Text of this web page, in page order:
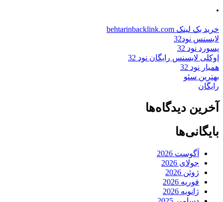
.
خرید بک لینک behtarinbacklink.com
لایسنس نود32
پسورد نود 32
اوکلی لایسنس رایگان نود 32
همیار نود 32
بهترین سئو
رایگان
آخرین دیدگاه‌ها
بایگانی‌ها
آگوست 2026
جولای 2026
ژوئن 2026
فوریه 2026
ژانویه 2026